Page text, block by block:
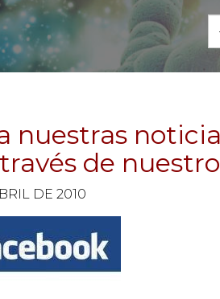
nuestras
de
DE 2010